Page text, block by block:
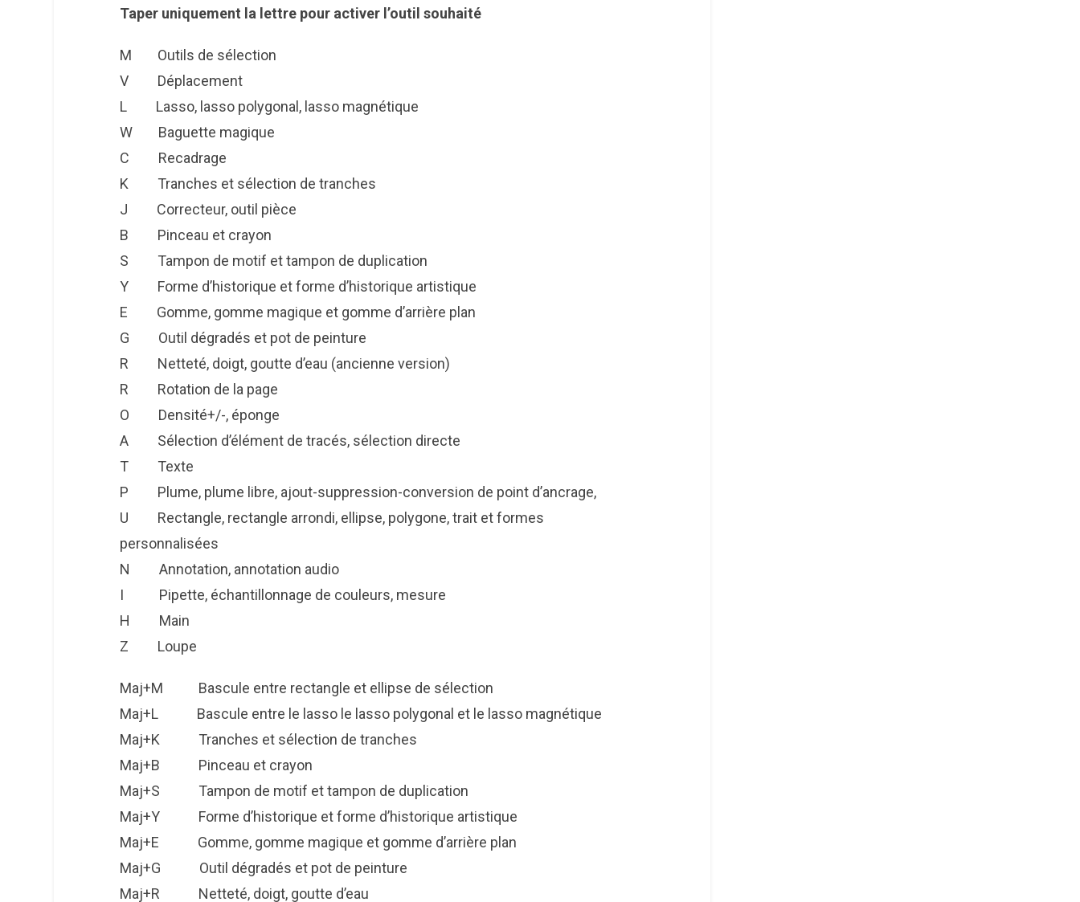
Taper uniquement la lettre pour activer l’outil souhaité
M Outils de sélection
V Déplacement
L Lasso, lasso polygonal, lasso magnétique
W Baguette magique
C Recadrage
K Tranches et sélection de tranches
J Correcteur, outil pièce
B Pinceau et crayon
S Tampon de motif et tampon de duplication
Y Forme d’historique et forme d’historique artistique
E Gomme, gomme magique et gomme d’arrière plan
G Outil dégradés et pot de peinture
R Netteté, doigt, goutte d’eau (ancienne version)
R Rotation de la page
O Densité+/-, éponge
A Sélection d’élément de tracés, sélection directe
T Texte
P Plume, plume libre, ajout-suppression-conversion de point d’ancrage,
U Rectangle, rectangle arrondi, ellipse, polygone, trait et formes
personnalisées
N Annotation, annotation audio
I Pipette, échantillonnage de couleurs, mesure
H Main
Z Loupe
Maj+M Bascule entre rectangle et ellipse de sélection
Maj+L Bascule entre le lasso le lasso polygonal et le lasso magnétique
Maj+K Tranches et sélection de tranches
Maj+B Pinceau et crayon
Maj+S Tampon de motif et tampon de duplication
Maj+Y Forme d’historique et forme d’historique artistique
Maj+E Gomme, gomme magique et gomme d’arrière plan
Maj+G Outil dégradés et pot de peinture
Maj+R Netteté, doigt, goutte d’eau